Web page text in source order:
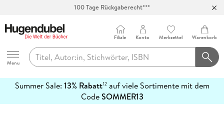
100 Tage Rückgaberecht***
Hugendubel
Menu
Filiale Konto Merkzettel Warenkorb
Summer Sale: 13% Rabatt12auf viele Sortimente mit dem
CodeSOMMER13
erfahren